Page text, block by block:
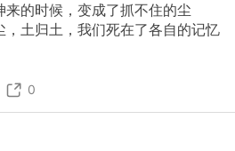
来的时候，变成了抓不住的尘
，土归土，我们死在了各自的记忆
0